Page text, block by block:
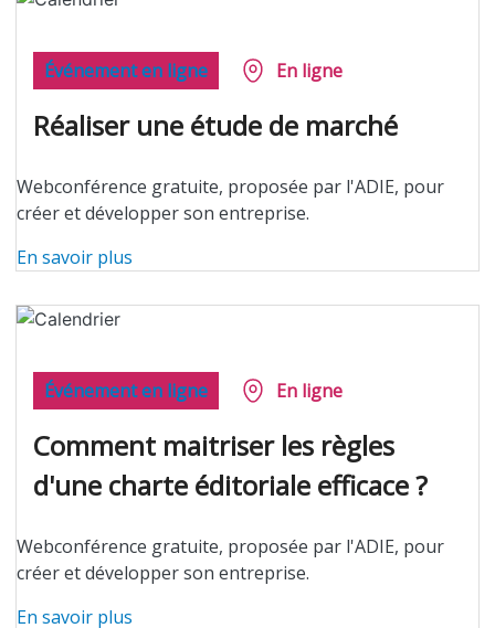
Réaliser une étude de marché
Événement en ligne En ligne
Webconférence gratuite, proposée par l'ADIE, pour
créer et développer son entreprise.
En savoir plus
Comment maitriser les règles
d'une charte éditoriale efficace ?
Événement en ligne En ligne
Webconférence gratuite, proposée par l'ADIE, pour
créer et développer son entreprise.
En savoir plus